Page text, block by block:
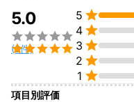
5.0


(2件)
5 
4 
3 
2 
1 
項目別評価